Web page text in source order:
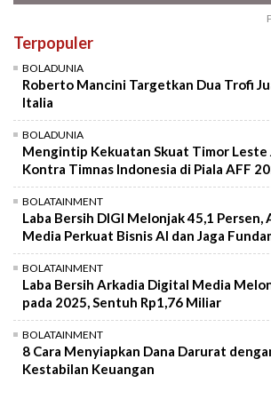
Terpopuler
BOLADUNIA
Roberto Mancini Targetkan Dua Trofi
Italia
BOLADUNIA
Mengintip Kekuatan Skuat Timor Leste
Kontra Timnas Indonesia di Piala AFF
BOLATAINMENT
Laba Bersih DIGI Melonjak 45,1 Persen,
Media Perkuat Bisnis AI dan Jaga
BOLATAINMENT
Laba Bersih Arkadia Digital Media
pada 2025, Sentuh Rp1,76 Miliar
BOLATAINMENT
8 Cara Menyiapkan Dana Darurat
Kestabilan Keuangan